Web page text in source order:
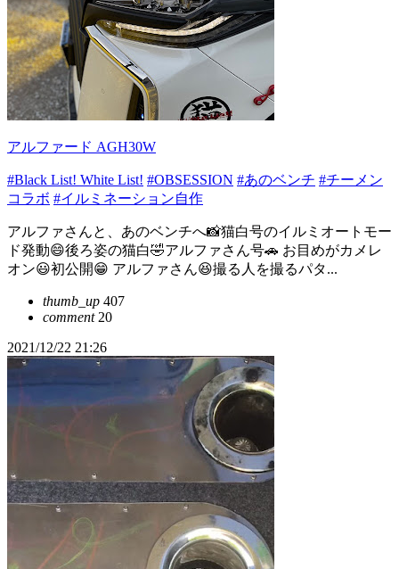
アルファード AGH30W
#Black List! White List! #OBSESSION #あのベンチ #チーメン
コラボ #イルミネーション自作
アルファさんと、あのベンチへ📸猫白号のイルミオートモー
ド発動😄後ろ姿の猫白🤣アルファさん号🚗 お目めがカメレ
オン😃初公開😁 アルファさん😆撮る人を撮るパタ...
thumb_up 407
comment20
2021/12/22 21:26